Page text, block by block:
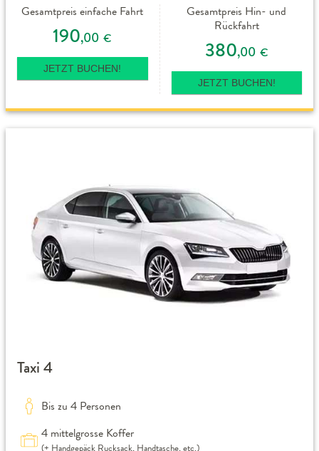
Gesamtpreis einfache Fahrt
190,00 €
JETZT BUCHEN!
Gesamtpreis Hin- und
Rückfahrt
380,00 €
JETZT BUCHEN!
Taxi 4
Bis zu 4 Personen
4 mittelgrosse Koffer
(+ Handgepäck Rucksack, Handtasche, etc.)